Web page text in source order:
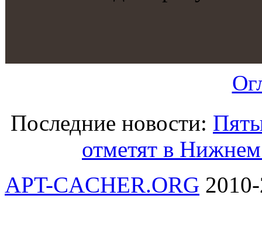
Последние новости:
отметят в
APT-CACHER.ORG